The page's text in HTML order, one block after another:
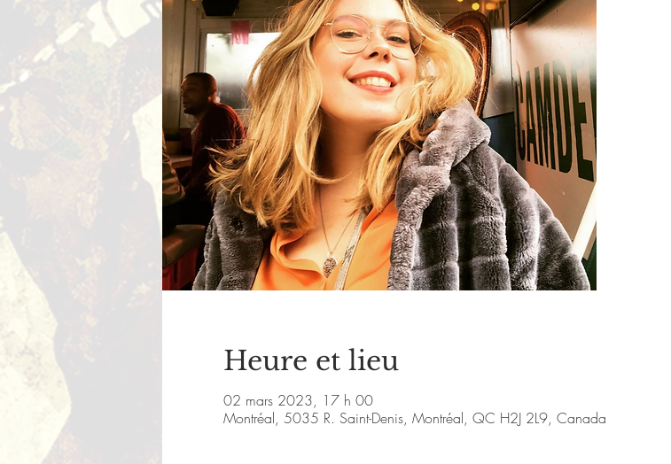
Heure et lieu
02 mars 2023, 17 h 00
Montréal, 5035 R. Saint-Denis, Montréal, QC H2J 2L9, Canada